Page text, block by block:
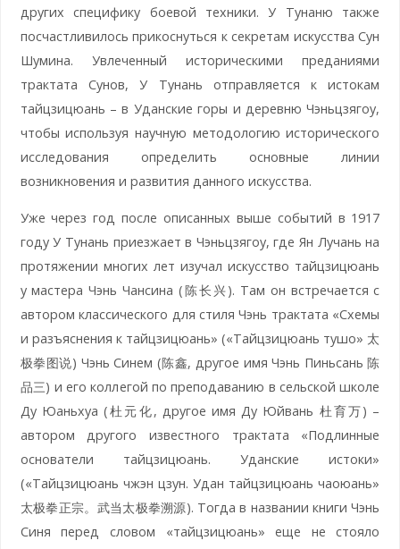
других специфику боевой техники. У Тунаню также
посчастливилось прикоснуться к секретам искусства Сун
Шумина. Увлеченный историческими преданиями
трактата Сунов, У Тунань отправляется к истокам
тайцзицюань – в Уданские горы и деревню Чэньцзягоу,
чтобы используя научную методологию исторического
исследования определить основные линии
возникновения и развития данного искусства.
Уже через год после описанных выше событий в 1917
году У Тунань приезжает в Чэньцзягоу, где Ян Лучань на
протяжении многих лет изучал искусство тайцзицюань
у мастера Чэнь Чансина (陈长兴). Там он встречается с
автором классического для стиля Чэнь трактата «Схемы
и разъяснения к тайцзицюань» («Тайцзицюань тушо» 太
极拳图说) Чэнь Синем (陈鑫, другое имя Чэнь Пиньсань 陈
品三) и его коллегой по преподаванию в сельской школе
Ду Юаньхуа (杜元化, другое имя Ду Юйвань 杜育万) –
автором другого известного трактата «Подлинные
основатели тайцзицюань. Уданские истоки»
(«Тайцзицюань чжэн цзун. Удан тайцзицюань чаоюань»
太极拳正宗。武当太极拳溯源). Тогда в названии книги Чэнь
Синя перед словом «тайцзицюань» еще не стояло